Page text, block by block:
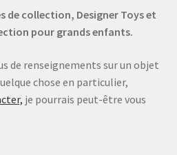
de collection, Designer Toys et
pour grands enfants.
de renseignements sur un objet
chose en particulier,
je pourrais peut-être vous